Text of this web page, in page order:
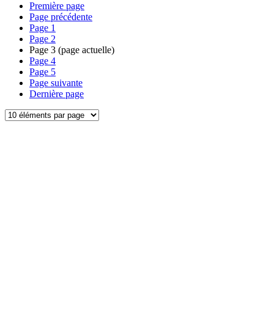
Première page
Page précédente
Page 1
Page 2
Page 3 (page actuelle)
Page 4
Page 5
Page suivante
Dernière page